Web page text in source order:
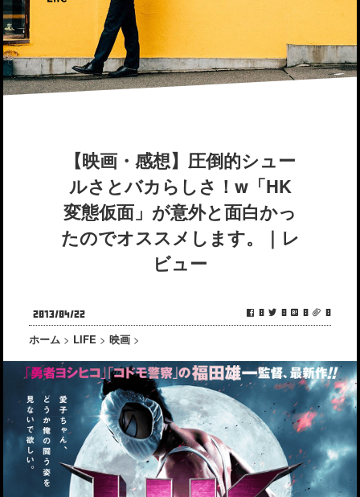
【映画・感想】圧倒的シュー
ルさとバカらしさ！w「HK
変態仮面」が意外と面白かっ
たのでオススメします。｜レ
ビュー
0 0 0 0
2013/04/22
ホーム > LIFE > 映画 >